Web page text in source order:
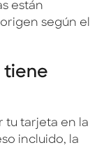
están
según el
tiene
tu tarjeta en la
incluido, la